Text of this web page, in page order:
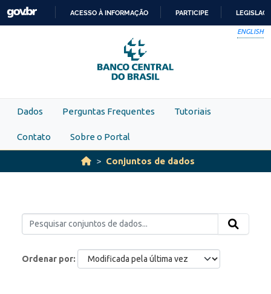
Skip to main content
PARA
O
CONTEÚDO
ACESSO À INFORMAÇÃO PARTICIPE
ENGLISH
Dados Perguntas Frequentes Tutoriais
Contato Sobre o Portal
Conjuntos de dados
Ordenar por